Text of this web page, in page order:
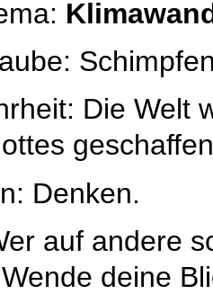
Die Welt
Denken.
auf andere
deine